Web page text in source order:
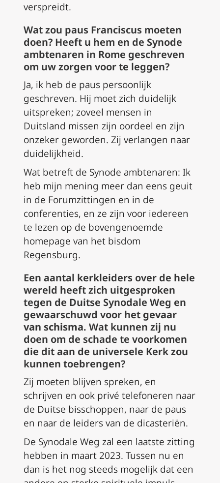
verspreidt.
Wat zou paus Franciscus moeten
doen? Heeft u hem en de Synode
ambtenaren in Rome geschreven
om uw zorgen voor te leggen?
Ja, ik heb de paus persoonlijk
geschreven. Hij moet zich duidelijk
uitspreken; zoveel mensen in
Duitsland missen zijn oordeel en zijn
onzeker geworden. Zij verlangen naar
duidelijkheid.
Wat betreft de Synode ambtenaren: Ik
heb mijn mening meer dan eens geuit
in de Forumzittingen en in de
conferenties, en ze zijn voor iedereen
te lezen op de bovengenoemde
homepage van het bisdom
Regensburg.
Een aantal kerkleiders over de hele
wereld heeft zich uitgesproken
tegen de Duitse Synodale Weg en
gewaarschuwd voor het gevaar
van schisma. Wat kunnen zij nu
doen om de schade te voorkomen
die dit aan de universele Kerk zou
kunnen toebrengen?
Zij moeten blijven spreken, en
schrijven en ook privé telefoneren naar
de Duitse bisschoppen, naar de paus
en naar de leiders van de dicasteriën.
De Synodale Weg zal een laatste zitting
hebben in maart 2023. Tussen nu en
dan is het nog steeds mogelijk dat een